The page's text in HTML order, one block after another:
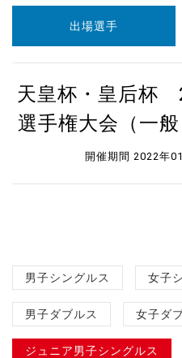
出場選手
天皇杯・皇后杯
選手権大会（一
開催期間 2022年
男子シングルス 女子
男子ダブルス 女子ダ
ジュニア男子シングルス